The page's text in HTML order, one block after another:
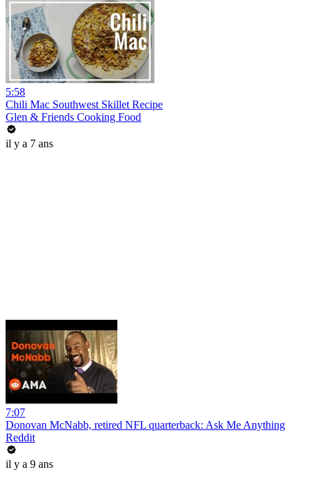
5:58
Chili Mac Southwest Skillet Recipe
Glen & Friends Cooking Food
il y a 7 ans
7:07
Donovan McNabb, retired NFL quarterback: Ask Me Anything
Reddit
il y a 9 ans